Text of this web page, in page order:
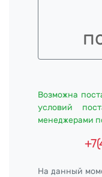
Возможна
условий
менеджерами
На данный